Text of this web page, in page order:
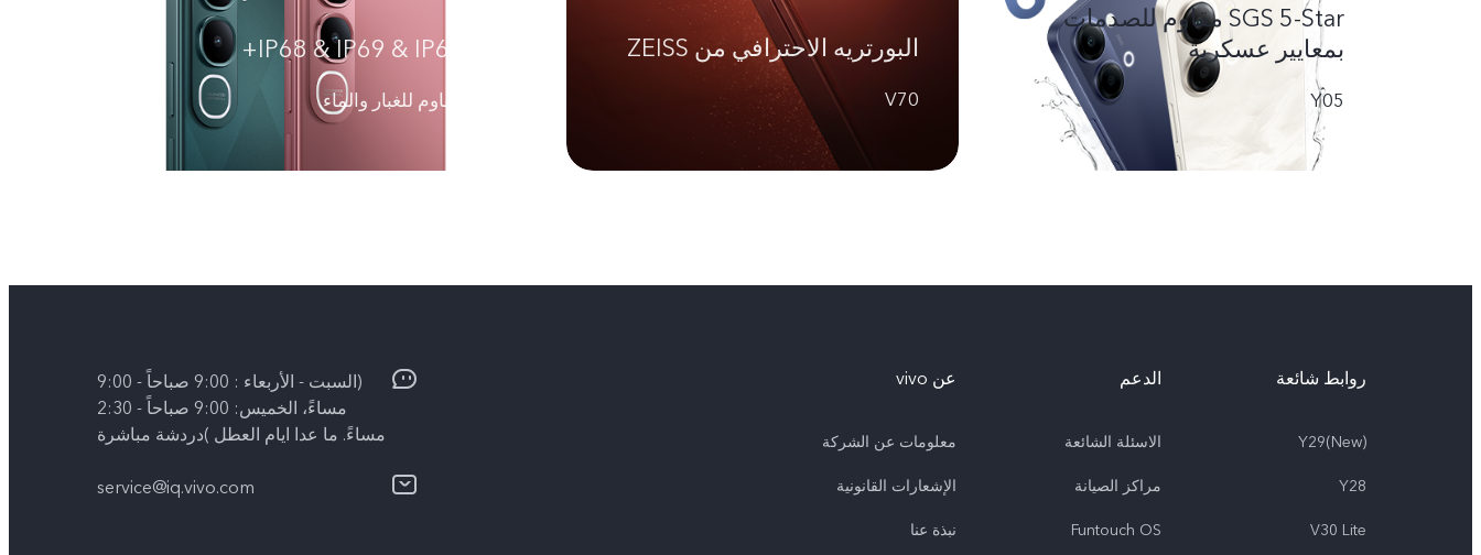
البورتريه الاحترافي من ZEISS
V70
IP68 & IP69 & IP69+
مقاوم للغبار والماء
SGS 5-Star مقاوم للصدمات
بمعايير عسكرية
Y05
روابط شائعة
Y29(New)
Y28
V30 Lite
الدعم
الاسئلة الشائعة
مراكز الصيانة
Funtouch OS
عن vivo
معلومات عن الشركة
الإشعارات القانونية
نبذة عنا
(السبت - الأربعاء : 9:00 صباحاً - 9:00
مساءً، الخميس: 9:00 صباحاً - 2:30
مساءً. ما عدا ايام العطل )دردشة مباشرة
service@iq.vivo.com